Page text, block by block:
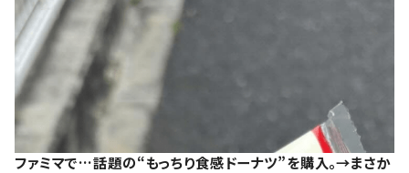
ファミマで…話題の“もっちり食感ドーナツ”を購入。→まさか